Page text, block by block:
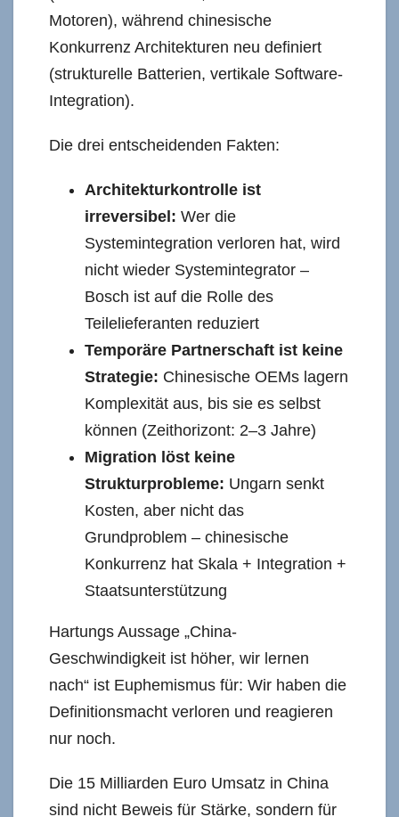
Motoren), während chinesische
Konkurrenz Architekturen neu definiert
(strukturelle Batterien, vertikale Software-
Integration).
Die drei entscheidenden Fakten:
Architekturkontrolle ist
irreversibel: Wer die
Systemintegration verloren hat, wird
nicht wieder Systemintegrator –
Bosch ist auf die Rolle des
Teilelieferanten reduziert
Temporäre Partnerschaft ist keine
Strategie: Chinesische OEMs lagern
Komplexität aus, bis sie es selbst
können (Zeithorizont: 2–3 Jahre)
Migration löst keine
Strukturprobleme: Ungarn senkt
Kosten, aber nicht das
Grundproblem – chinesische
Konkurrenz hat Skala + Integration +
Staatsunterstützung
Hartungs Aussage „China-
Geschwindigkeit ist höher, wir lernen
nach“ ist Euphemismus für: Wir haben die
Definitionsmacht verloren und reagieren
nur noch.
Die 15 Milliarden Euro Umsatz in China
sind nicht Beweis für Stärke, sondern für